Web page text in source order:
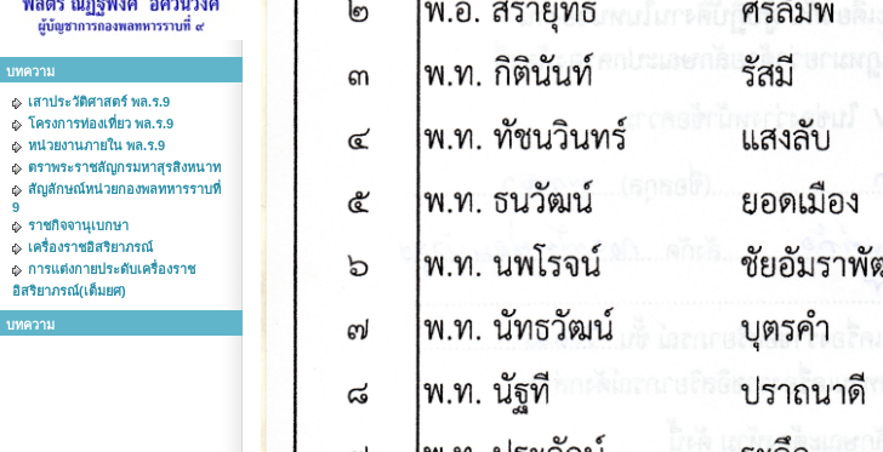
บทความ
เสาประวัติศาสตร์ พล.ร.9
โครงการท่องเที่ยว พล.ร.9
หน่วยงานภายใน พล.ร.9
ตราพระราชลัญกรมหาสุรสิงหนาท
สัญลักษณ์หน่วยกองพลทหารราบที่
9
ราชกิจจานุเบกษา
เครื่องราชอิสริยาภรณ์
การแต่งกายประดับเครื่องราช
อิสริยาภรณ์(เต็มยศ)
บทความ